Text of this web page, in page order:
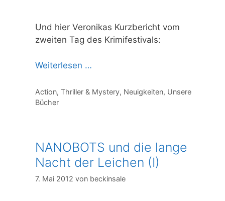
Und hier Veronikas Kurzbericht vom
zweiten Tag des Krimifestivals:
Weiterlesen …
Kategorien
Action, Thriller & Mystery, Neuigkeiten, Unsere
Bücher
NANOBOTS und die lange
Nacht der Leichen (I)
7. Mai 2012 von beckinsale